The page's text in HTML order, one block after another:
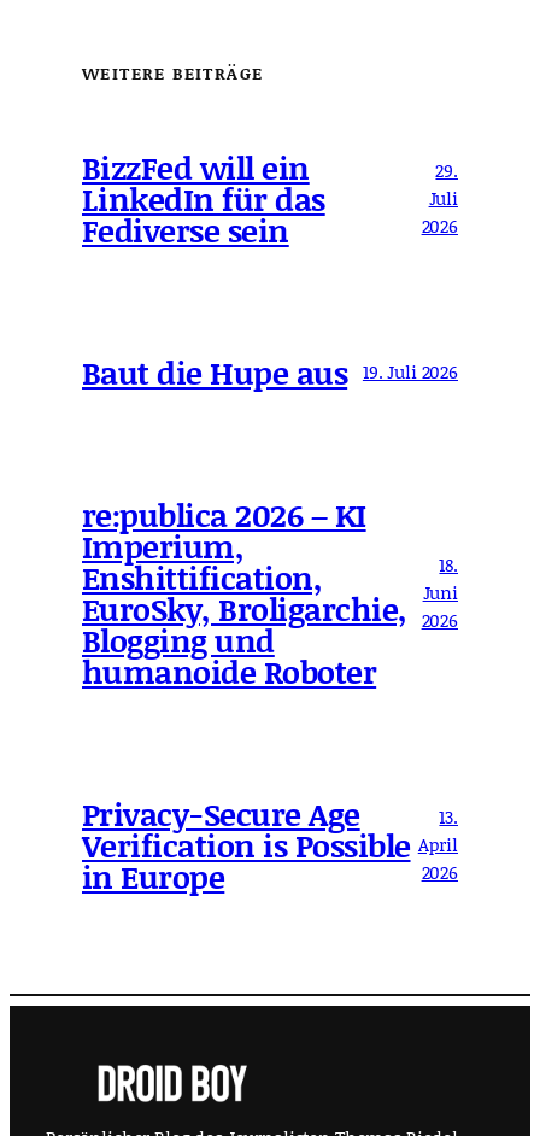
WEITERE BEITRÄGE
BizzFed will ein
LinkedIn für das
Fediverse sein
29.
Juli
2026
Baut die Hupe aus 19. Juli 2026
re:publica 2026 – KI
Imperium,
Enshittification,
EuroSky, Broligarchie,
Blogging und
humanoide Roboter
18.
Juni
2026
Privacy-Secure Age
Verification is Possible
in Europe
13.
April
2026